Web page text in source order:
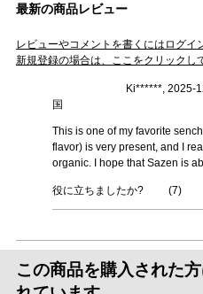
最新の商品レビュー
レビューやコメントを書くにはログイ
新規登録の場合は、ここをクリックし
Ki******, 2025-
国
This is one of my favorite
flavor) is very present, and I
organic. I hope that Sazen is
役に立ちましたか? (7)
この商品を購入された